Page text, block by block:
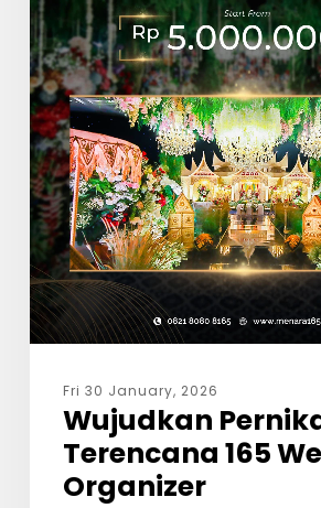
Fri 30 January, 2026
Wujudkan
Terencana 165
Organizer